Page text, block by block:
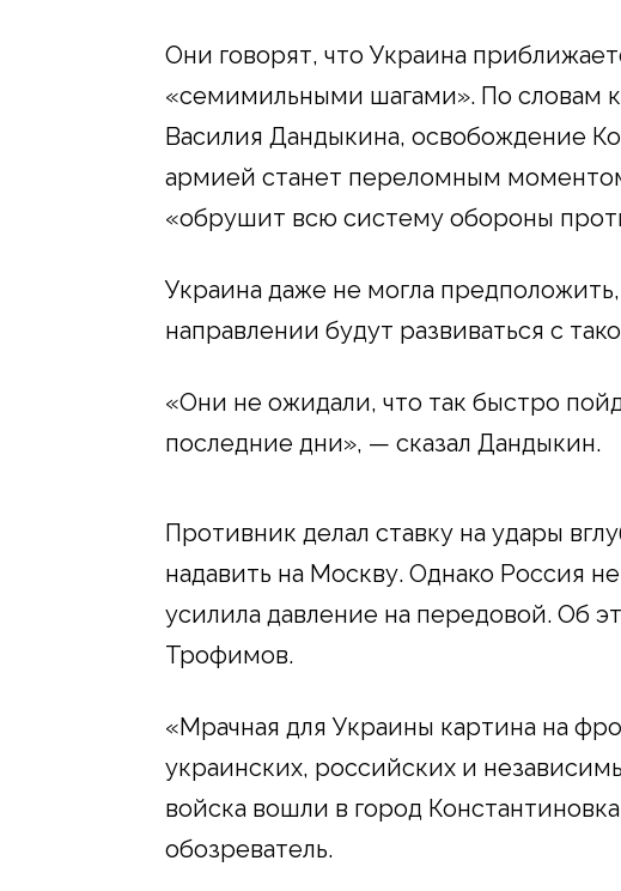
Они говорят, что Украина
«семимильными шагами». По словам
Василия Дандыкина, освобождение
армией станет переломным
«обрушит всю систему обороны
Украина даже не могла
направлении будут развиваться с
«Они не ожидали, что так быстро
последние дни», — сказал Дандыкин.
Противник делал ставку на удары
надавить на Москву. Однако Россия
усилила давление на передовой. Об
Трофимов.
«Мрачная для Украины картина на
украинских, российских и
войска вошли в город
обозреватель.